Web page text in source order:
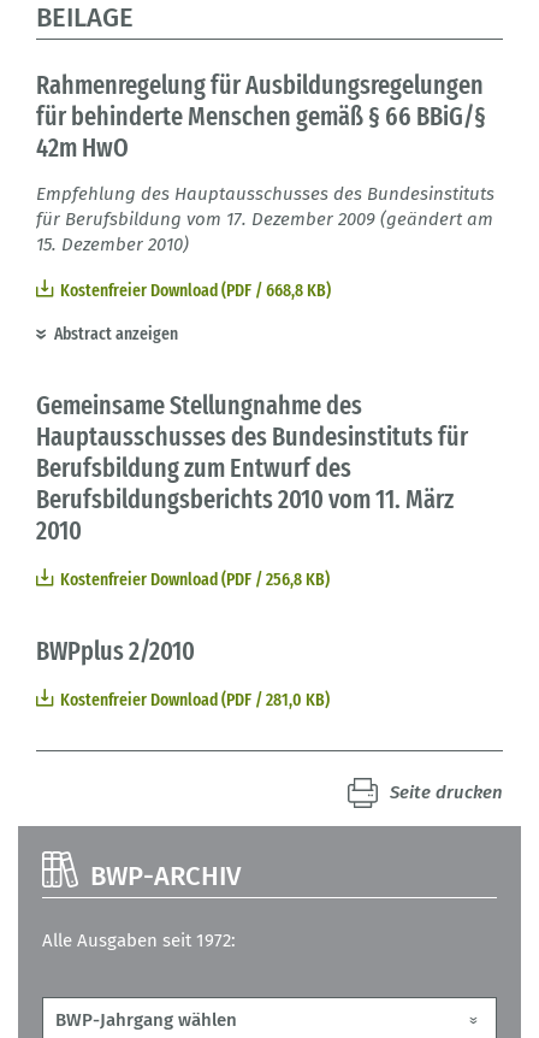
BEILAGE
Rahmenregelung für Ausbildungsregelungen
für behinderte Menschen gemäß § 66 BBiG/§
42m HwO
Empfehlung des Hauptausschusses des Bundesinstituts
für Berufsbildung vom 17. Dezember 2009 (geändert am
15. Dezember 2010)
Kostenfreier Download (PDF / 668,8 KB)
Abstract anzeigen
Gemeinsame Stellungnahme des
Hauptausschusses des Bundesinstituts für
Berufsbildung zum Entwurf des
Berufsbildungsberichts 2010 vom 11. März
2010
Kostenfreier Download (PDF / 256,8 KB)
BWPplus 2/2010
Kostenfreier Download (PDF / 281,0 KB)
Seite drucken
BWP-ARCHIV
Alle Ausgaben seit 1972: